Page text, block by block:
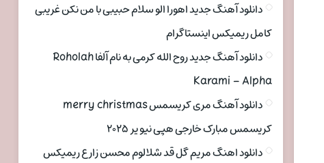
دانلود آهنگ جدید اهورا الو سلام حبیبی با من نکن غریبی
کامل ریمیکس اینستاگرام
دانلود آهنگ جدید روح الله کرمی به نام آلفا Roholah
Karami – Alpha
دانلود آهنگ مری کریسمس merry christmas
کریسمس مبارک خارجی هپی نیو یر ۲۰۲۵
دانلود اهنگ مریم گل قد شلالوم محسن زارع ریمیکس